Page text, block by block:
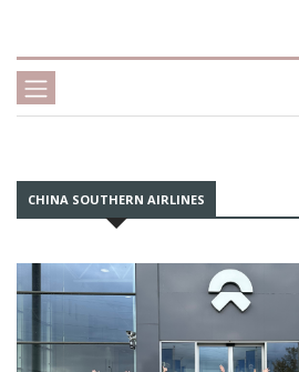
CHINA SOUTHERN AIRLINES